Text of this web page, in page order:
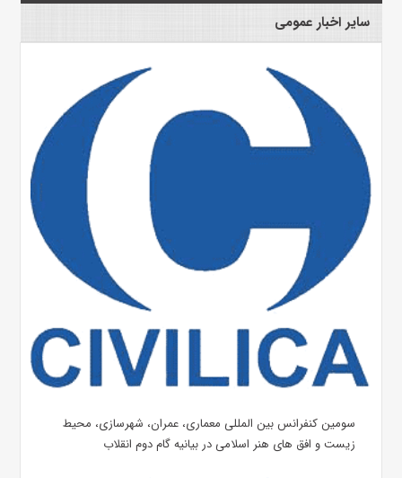
سایر اخبار عمومی
سومین کنفرانس بین المللی معماری، عمران، شهرسازی، محیط
زیست و افق های هنر اسلامی در بیانیه گام دوم انقلاب